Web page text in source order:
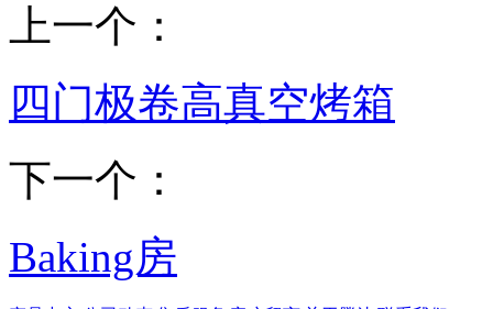
上一个：
四门极卷高真空烤箱
下一个：
Baking房